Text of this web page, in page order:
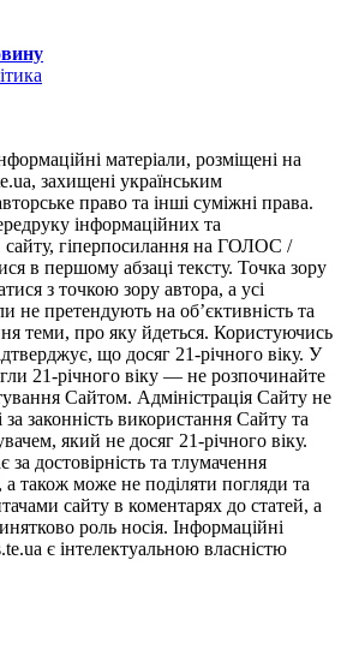
матеріали, розміщені на
захищені українським
право та інші суміжні права.
інформаційних та
сайту, гіперпосилання на ГОЛОС /
в першому абзаці тексту. Точка зору
з точкою зору автора, а усі
не претендують на об’єктивність та
теми, про яку йдеться. Користуючись
що досяг 21-річного віку. У
21-річного віку — не розпочинайте
Сайтом. Адміністрація Сайту не
за законність використання Сайту та
який не досяг 21-річного віку.
за достовірність та тлумачення
а також може не поділяти погляди та
сайту в коментарях до статей, а
роль носія. Інформаційні
є інтелектуальною власністю